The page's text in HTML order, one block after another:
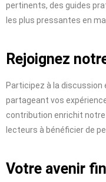
pertinents, des guides
les plus pressantes en
Rejoignez
Participez à la
partageant vos
contribution enrichit
lecteurs à bénéficier de
Votre avenir